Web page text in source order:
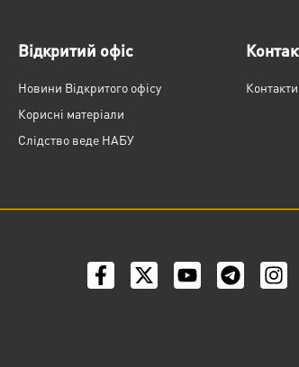
Відкритий офіс
Новини Відкритого офісу
Корисні матеріали
Слідство веде НАБУ
Контакти